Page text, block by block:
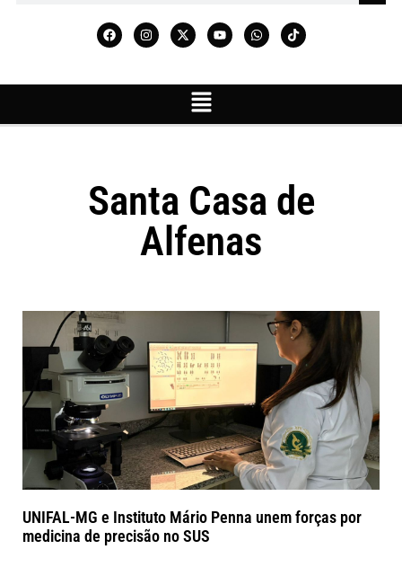
Santa Casa de
Alfenas
UNIFAL-MG e Instituto Mário Penna unem forças por
medicina de precisão no SUS